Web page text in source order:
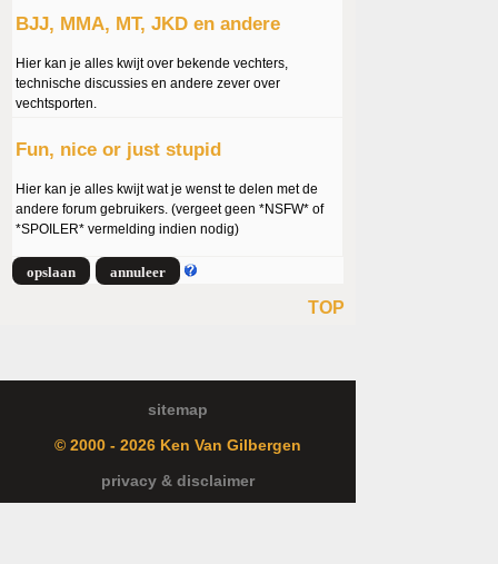
BJJ, MMA, MT, JKD en andere
Hier kan je alles kwijt over bekende vechters,
technische discussies en andere zever over
vechtsporten.
Fun, nice or just stupid
Hier kan je alles kwijt wat je wenst te delen met de
andere forum gebruikers. (vergeet geen *NSFW* of
*SPOILER* vermelding indien nodig)
TOP
sitemap
© 2000 - 2026 Ken Van Gilbergen
privacy & disclaimer